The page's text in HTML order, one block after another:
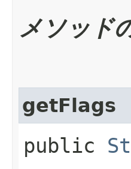
メソッド
getFlags
public